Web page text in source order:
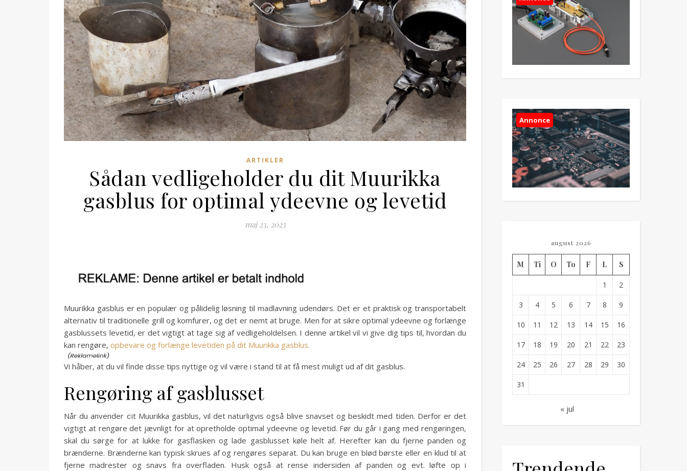
ARTIKLER
Sådan vedligeholder du dit Muurikka
gasblus for optimal ydeevne og levetid
maj 23, 2023
Muurikka gasblus er en populær og pålidelig løsning til madlavning udendørs. Det er et praktisk og transportabelt
alternativ til traditionelle grill og komfurer, og det er nemt at bruge. Men for at sikre optimal ydeevne og forlænge
gasblussets levetid, er det vigtigt at tage sig af vedligeholdelsen. I denne artikel vil vi give dig tips til, hvordan du
kan rengøre, opbevare og forlænge levetiden på dit Muurikka gasblus.
Vi håber, at du vil finde disse tips nyttige og vil være i stand til at få mest muligt ud af dit gasblus.
Rengøring af gasblusset
Når du anvender dit Muurikka gasblus, vil det naturligvis også blive snavset og beskidt med tiden. Derfor er det
vigtigt at rengøre det jævnligt for at opretholde optimal ydeevne og levetid. Før du går i gang med rengøringen,
skal du sørge for at lukke for gasflasken og lade gasblusset køle helt af. Herefter kan du fjerne panden og
brænderne. Brænderne kan typisk skrues af og rengøres separat. Du kan bruge en blød børste eller en klud til at
fjerne madrester og snavs fra overfladen. Husk også at rense indersiden af panden og evt. løfte op i
Annonce
august 2026
M Ti O To F L S
1 2
3 4 5 6 7 8 9
10 11 12 13 14 15 16
17 18 19 20 21 22 23
24 25 26 27 28 29 30
31
« jul